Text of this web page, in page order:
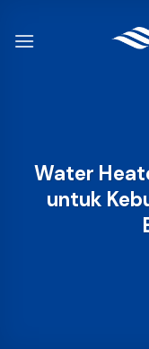
Water
untuk